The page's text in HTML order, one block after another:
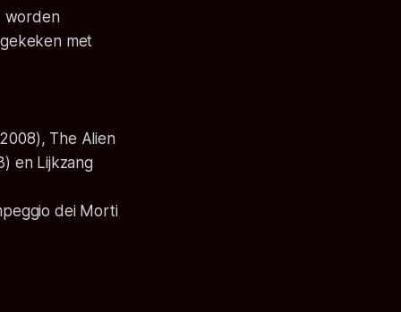
worden
met
The Alien
en Lijkzang
dei Morti